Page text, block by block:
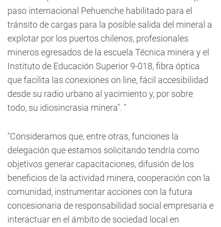
paso internacional Pehuenche habilitado para el
tránsito de cargas para la posible salida del mineral a
explotar por los puertos chilenos, profesionales
mineros egresados de la escuela Técnica minera y el
Instituto de Educación Superior 9-018, fibra óptica
que facilita las conexiones on line, fácil accesibilidad
desde su radio urbano al yacimiento y, por sobre
todo, su idiosincrasia minera". "
"Consideramos que, entre otras, funciones la
delegación que estamos solicitando tendría como
objetivos generar capacitaciones, difusión de los
beneficios de la actividad minera, cooperación con la
comunidad, instrumentar acciones con la futura
concesionaria de responsabilidad social empresaria e
interactuar en el ámbito de sociedad local en